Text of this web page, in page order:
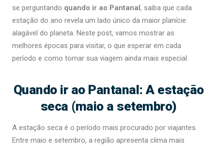
se perguntando quando ir ao Pantanal, saiba que cada
estação do ano revela um lado único da maior planície
alagável do planeta. Neste post, vamos mostrar as
melhores épocas para visitar, o que esperar em cada
período e como tornar sua viagem ainda mais especial.
Quando ir ao Pantanal: A estação
seca (maio a setembro)
A estação seca é o período mais procurado por viajantes.
Entre maio e setembro, a região apresenta clima mais